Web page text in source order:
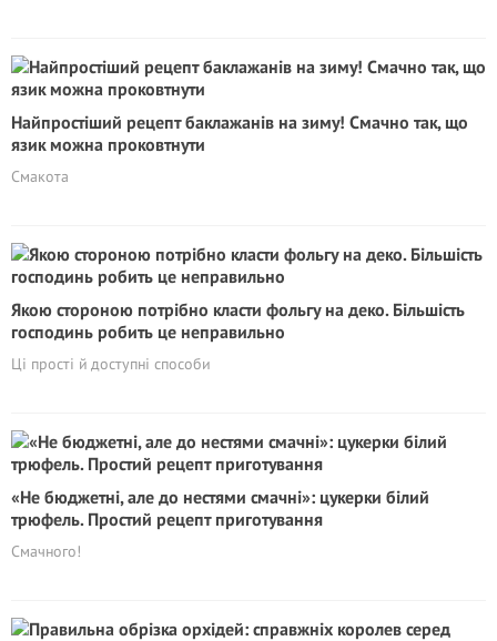
Найпростіший рецепт баклажанів на зиму! Смачно так, що
язик можна проковтнути
Смакота
Якою стороною потрібно класти фольгу на деко. Більшість
господинь робить це неправильно
Ці прості й доступні способи
«Не бюджетні, але до нестями смачні»: цукерки білий
трюфель. Простий рецепт приготування
Смачного!